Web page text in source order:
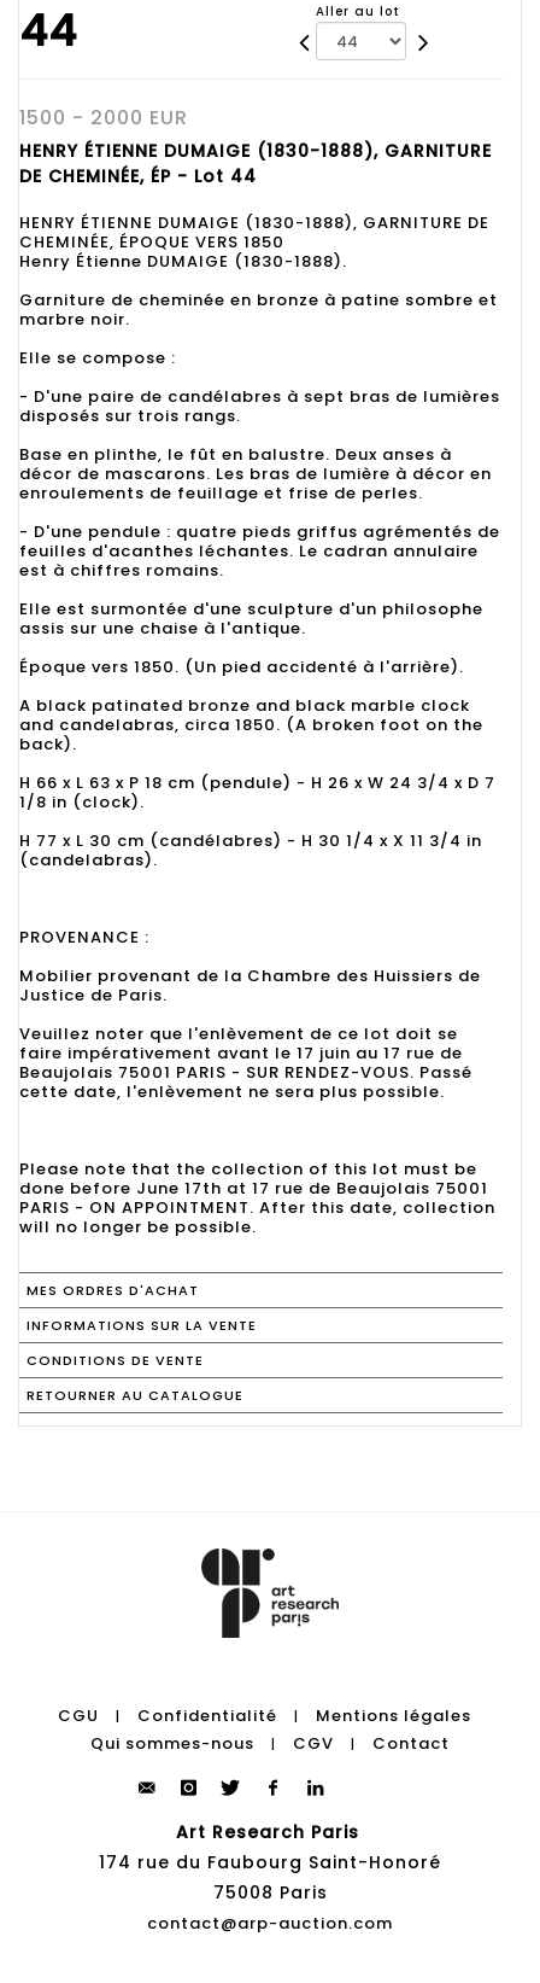
44 Aller au lot
1500 - 2000 EUR
HENRY ÉTIENNE DUMAIGE (1830-1888), GARNITURE
DE CHEMINÉE, ÉP - Lot 44
HENRY ÉTIENNE DUMAIGE (1830-1888), GARNITURE DE
CHEMINÉE, ÉPOQUE VERS 1850
Henry Étienne DUMAIGE (1830-1888).
Garniture de cheminée en bronze à patine sombre et
marbre noir.
Elle se compose :
- D'une paire de candélabres à sept bras de lumières
disposés sur trois rangs.
Base en plinthe, le fût en balustre. Deux anses à
décor de mascarons. Les bras de lumière à décor en
enroulements de feuillage et frise de perles.
- D'une pendule : quatre pieds griffus agrémentés de
feuilles d'acanthes léchantes. Le cadran annulaire
est à chiffres romains.
Elle est surmontée d'une sculpture d'un philosophe
assis sur une chaise à l'antique.
Époque vers 1850. (Un pied accidenté à l'arrière).
A black patinated bronze and black marble clock
and candelabras, circa 1850. (A broken foot on the
back).
H 66 x L 63 x P 18 cm (pendule) - H 26 x W 24 3/4 x D 7
1/8 in (clock).
H 77 x L 30 cm (candélabres) - H 30 1/4 x X 11 3/4 in
(candelabras).
PROVENANCE :
Mobilier provenant de la Chambre des Huissiers de
Justice de Paris.
Veuillez noter que l'enlèvement de ce lot doit se
faire impérativement avant le 17 juin au 17 rue de
Beaujolais 75001 PARIS - SUR RENDEZ-VOUS. Passé
cette date, l'enlèvement ne sera plus possible.
Please note that the collection of this lot must be
done before June 17th at 17 rue de Beaujolais 75001
PARIS - ON APPOINTMENT. After this date, collection
will no longer be possible.
MES ORDRES D'ACHAT
INFORMATIONS SUR LA VENTE
CONDITIONS DE VENTE
RETOURNER AU CATALOGUE
CGU | Confidentialité |
Mentions légales
Qui sommes-nous
| CGV | Contact
Art Research Paris
174 rue du Faubourg Saint-Honoré
75008 Paris
contact@arp-auction.com